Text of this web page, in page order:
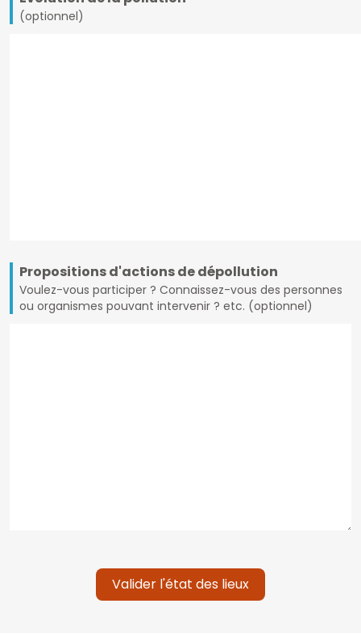
(optionnel)
Propositions d'actions de dépollution
Voulez-vous participer ? Connaissez-vous des personnes
ou organismes pouvant intervenir ? etc. (optionnel)